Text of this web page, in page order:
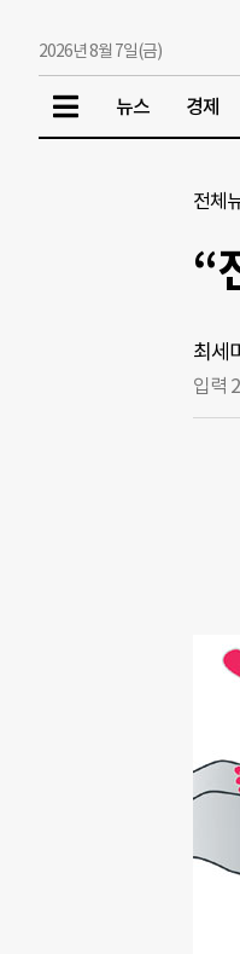
2026년 8월 7일(금)
뉴스 경제
전체
“
최세
입력